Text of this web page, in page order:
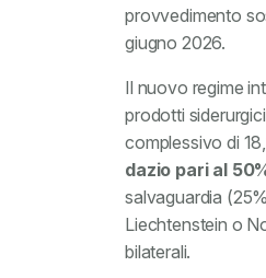
provvedimento
giugno 2026.
Il nuovo regime
prodotti
complessivo di
dazio pari al
salvaguardia
Liechtenstein o
bilaterali.